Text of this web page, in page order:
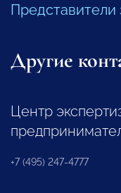
Другие
Центр
+7 (495) 247-4777